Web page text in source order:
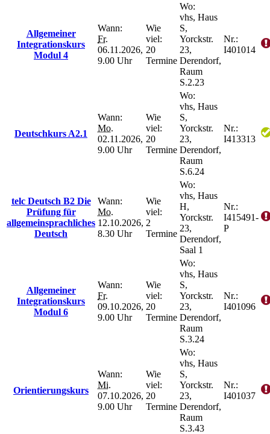
Allgemeiner
Integrationskurs
Modul 4
Wann:
Fr.
06.11.2026,
9.00 Uhr
Wie
viel:
20
Termine
Wo:
vhs, Haus
S,
Yorckstr.
23,
Derendorf,
Raum
S.2.23
Nr.:
I401014
Deutschkurs A2.1
Wann:
Mo.
02.11.2026,
9.00 Uhr
Wie
viel:
20
Termine
Wo:
vhs, Haus
S,
Yorckstr.
23,
Derendorf,
Raum
S.6.24
Nr.:
I413313
telc Deutsch B2 Die
Prüfung für
allgemeinsprachliches
Deutsch
Wann:
Mo.
12.10.2026,
8.30 Uhr
Wie
viel:
2
Termine
Wo:
vhs, Haus
H,
Yorckstr.
23,
Derendorf,
Saal 1
Nr.:
I415491-
P
Allgemeiner
Integrationskurs
Modul 6
Wann:
Fr.
09.10.2026,
9.00 Uhr
Wie
viel:
20
Termine
Wo:
vhs, Haus
S,
Yorckstr.
23,
Derendorf,
Raum
S.3.24
Nr.:
I401096
Orientierungskurs
Wann:
Mi.
07.10.2026,
9.00 Uhr
Wie
viel:
20
Termine
Wo:
vhs, Haus
S,
Yorckstr.
23,
Derendorf,
Raum
S.3.43
Nr.:
I401037